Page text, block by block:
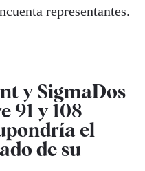
representantes.
y SigmaDos
91 y 108
el
de su